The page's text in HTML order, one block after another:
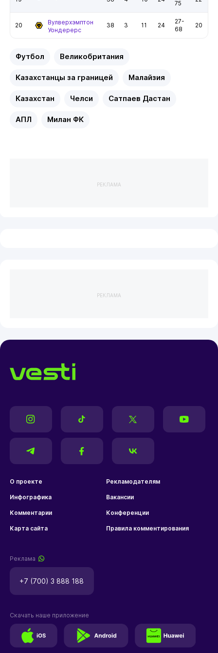
75
20
Вулверхэмптон
Уондерерс
38 3 11 24
27-
68
20
Футбол Великобритания
Казахстанцы за границей Малайзия
Казахстан Челси Сатпаев Дастан
АПЛ Милан ФК
РЕКЛАМА
РЕКЛАМА
О проекте Рекламодателям
Инфографика Вакансии
Комментарии Конференции
Карта сайта Правила комментирования
Реклама
+7 (700) 3 888 188
Скачать наше приложение